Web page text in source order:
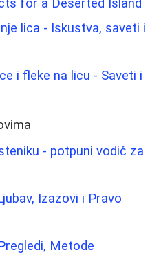
for a Deserted Island
lica - Iskustva, saveti i
i fleke na licu - Saveti i
- potpuni vodič za
Izazovi i Pravo
Metode